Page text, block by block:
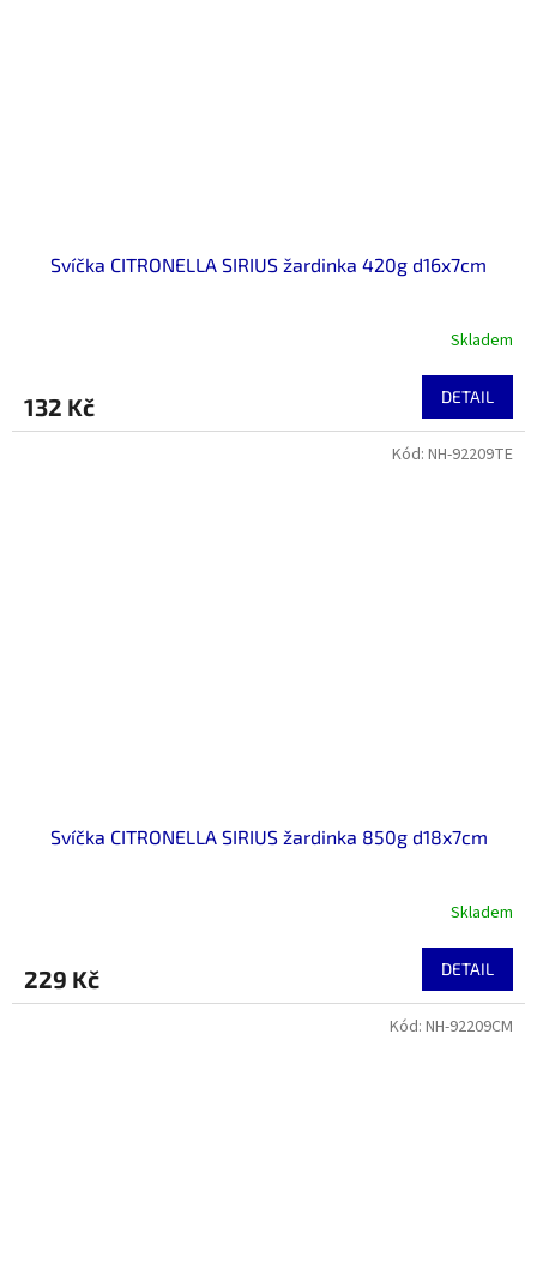
Svíčka CITRONELLA SIRIUS žardinka 420g d16x7cm
Skladem
132 Kč DETAIL
Svíčka CITRONELLA SIRIUS žardinka 850g d18x7cm
Skladem
229 Kč DETAIL
Kód: NH-92209TE
Kód: NH-92209CM